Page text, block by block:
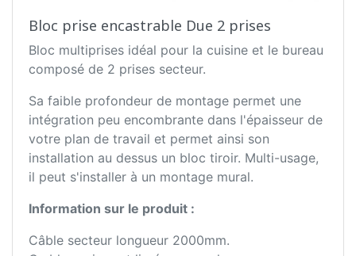
Bloc prise encastrable Due 2 prises
Bloc multiprises idéal pour la cuisine et le bureau
composé de 2 prises secteur.
Sa faible profondeur de montage permet une
intégration peu encombrante dans l'épaisseur de
votre plan de travail et permet ainsi son
installation au dessus un bloc tiroir. Multi-usage,
il peut s'installer à un montage mural.
Information sur le produit :
Câble secteur longueur 2000mm.